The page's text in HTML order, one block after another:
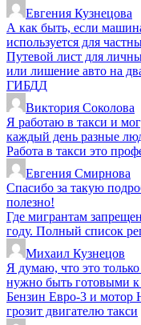
Евгения Кузнецова
А как быть, если
используется для
Путевой лист для
или лишение авто на
ГИБДД
Виктория Соколова
Я работаю в такси и
каждый день разные
Работа в такси это
Евгения Смирнова
Спасибо за такую
полезно!
Где мигрантам
году. Полный список
Михаил Кузнецов
Я думаю, что это
нужно быть готовыми
Бензин Евро-3 и мотор
грозит двигателю такси